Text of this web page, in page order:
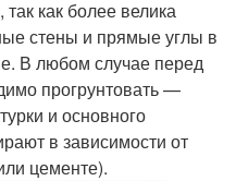
как более велика
стены и прямые углы в
В любом случае перед
прогрунтовать —
и основного
в зависимости от
цементе).